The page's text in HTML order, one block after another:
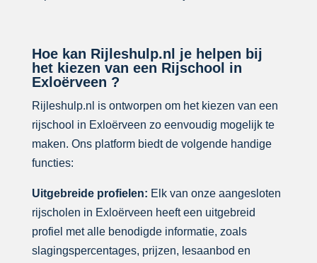
Hoe kan Rijleshulp.nl je helpen bij
het kiezen van een Rijschool in
Exloërveen ?
Rijleshulp.nl is ontworpen om het kiezen van een
rijschool in Exloërveen zo eenvoudig mogelijk te
maken. Ons platform biedt de volgende handige
functies:
Uitgebreide profielen: Elk van onze aangesloten
rijscholen in Exloërveen heeft een uitgebreid
profiel met alle benodigde informatie, zoals
slagingspercentages, prijzen, lesaanbod en